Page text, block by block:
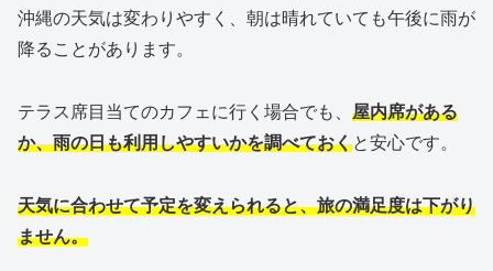
沖縄の天気は変わりやすく、朝は晴れていても午後に雨が
降ることがあります。
テラス席目当てのカフェに行く場合でも、 屋内席がある
か、雨の日も利用しやすいかを調べておくと安心です。
天気に合わせて予定を変えられると、旅の満足度は下がり
ません。